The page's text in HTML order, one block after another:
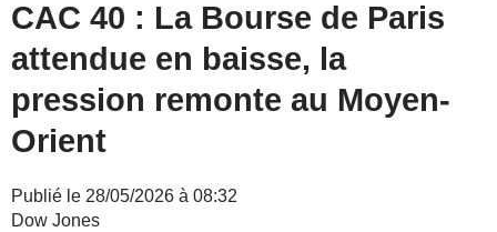
CAC 40 : La Bourse de Paris
attendue en baisse, la
pression remonte au Moyen-
Orient
Publié le 28/05/2026 à 08:32
Dow Jones